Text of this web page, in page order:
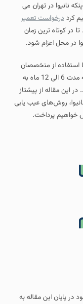
نانیوا در تهران می
کرددرخواست تعمیر
در کوتاه ترین زمان
در محل اعزام شود.
استفاده از متخصصان
مجرب و قطعات یدکی اصلی و گارانتی تعمیرات به مدت 6 الی 12 ماه به
در این مقاله از پیشتاز
روش‌های عیب‌ یابی
خواهیم پرداخت.
در پایان این مقاله به